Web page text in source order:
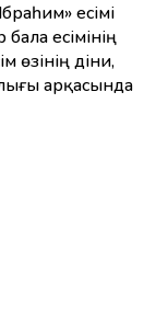
есімі
есімінің
өзінің діни,
арқасында